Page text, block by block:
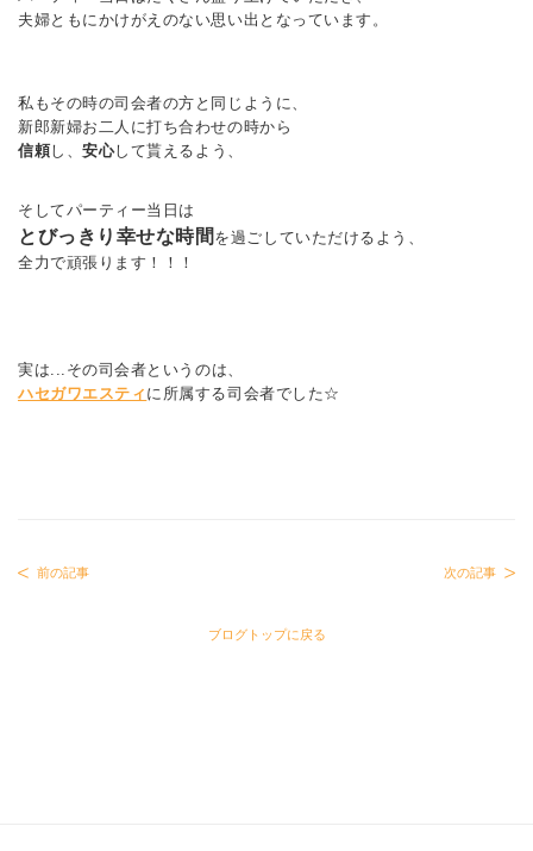
夫婦ともにかけがえのない思い出となっています。
私もその時の司会者の方と同じように、
新郎新婦お二人に打ち合わせの時から
信頼し、安心して貰えるよう、
そしてパーティー当日は
とびっきり幸せな時間 を過ごしていただけるよう、
全力で頑張ります！！！
実は...その司会者というのは、
ハセガワエスティ に所属する司会者でした☆
前の記事
ブログトップに戻る
次の記事